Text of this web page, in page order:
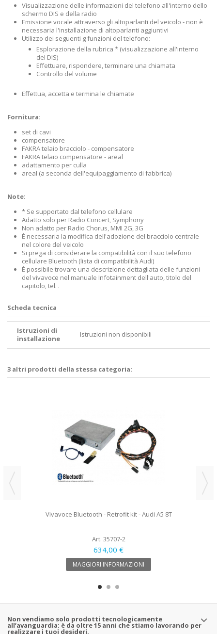
Visualizzazione delle informazioni del telefono all'interno dello
schermo DIS e della radio
Emissione vocale attraverso gli altoparlanti del veicolo - non è
necessaria l'installazione di altoparlanti aggiuntivi
Utilizzo dei seguenti g funzioni del telefono:
Esplorazione della rubrica * (visualizzazione all'interno
del DIS)
Effettuare, rispondere, terminare una chiamata
Controllo del volume
Effettua, accetta e termina le chiamate
Fornitura:
set di cavi
compensatore
FAKRA telaio bracciolo - compensatore
FAKRA telaio compensatore - areal
adattamento per culla
areal (a seconda dell'equipaggiamento di fabbrica)
Note:
* Se supportato dal telefono cellulare
Adatto solo per Radio Concert, Symphony
Non adatto per Radio Chorus, MMI 2G, 3G
È necessaria la modifica dell'adozione del bracciolo centrale
nel colore del veicolo
Si prega di considerare la compatibilità con il suo telefono
cellulare Bluetooth (lista di compatibilità Audi)
È possibile trovare una descrizione dettagliata delle funzioni
del vivavoce nel manuale Infotainment dell'auto, titolo del
capitolo, tel. .
Scheda tecnica
Istruzioni di
installazione
Istruzioni non disponibili
3 altri prodotti della stessa categoria:
Vivavoce Bluetooth - Retrofit kit - Audi A5 8T
Art. 35707-2
634,00 €
MAGGIORI INFORMAZIONI
Non vendiamo solo prodotti tecnologicamente
all’avanguardia: è da oltre 15 anni che stiamo lavorando per
realizzare i tuoi desideri.